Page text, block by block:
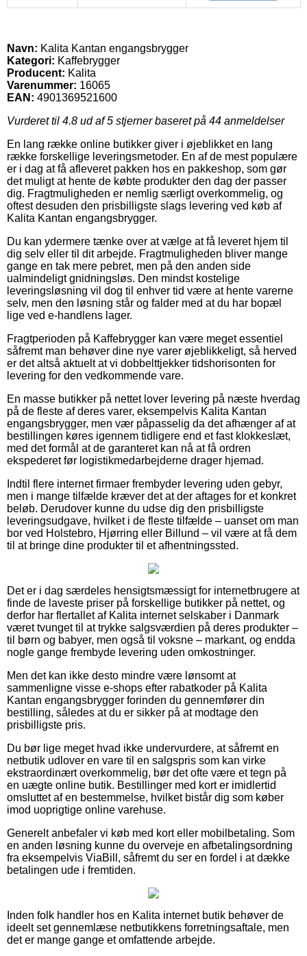
Navn: Kalita Kantan engangsbrygger
Kategori: Kaffebrygger
Producent: Kalita
Varenummer: 16065
EAN: 4901369521600
Vurderet til 4.8 ud af 5 stjerner baseret på 44 anmeldelser
En lang række online butikker giver i øjeblikket en lang
række forskellige leveringsmetoder. En af de mest populære
er i dag at få afleveret pakken hos en pakkeshop, som gør
det muligt at hente de købte produkter den dag der passer
dig. Fragtmuligheden er nemlig særligt overkommelig, og
oftest desuden den prisbilligste slags levering ved køb af
Kalita Kantan engangsbrygger.
Du kan ydermere tænke over at vælge at få leveret hjem til
dig selv eller til dit arbejde. Fragtmuligheden bliver mange
gange en tak mere pebret, men på den anden side
ualmindeligt gnidningsløs. Den mindst kostelige
leveringsløsning vil dog til enhver tid være at hente varerne
selv, men den løsning står og falder med at du har bopæl
lige ved e-handlens lager.
Fragtperioden på Kaffebrygger kan være meget essentiel
såfremt man behøver dine nye varer øjeblikkeligt, så herved
er det altså aktuelt at vi dobbelttjekker tidshorisonten for
levering for den vedkommende vare.
En masse butikker på nettet lover levering på næste hverdag
på de fleste af deres varer, eksempelvis Kalita Kantan
engangsbrygger, men vær påpasselig da det afhænger af at
bestillingen køres igennem tidligere end et fast klokkeslæt,
med det formål at de garanteret kan nå at få ordren
ekspederet før logistikmedarbejderne drager hjemad.
Indtil flere internet firmaer frembyder levering uden gebyr,
men i mange tilfælde kræver det at der aftages for et konkret
beløb. Derudover kunne du udse dig den prisbilligste
leveringsudgave, hvilket i de fleste tilfælde – uanset om man
bor ved Holstebro, Hjørring eller Billund – vil være at få dem
til at bringe dine produkter til et afhentningssted.
Det er i dag særdeles hensigtsmæssigt for internetbrugere at
finde de laveste priser på forskellige butikker på nettet, og
derfor har flertallet af Kalita internet selskaber i Danmark
været tvunget til at trykke salgsværdien på deres produkter –
til børn og babyer, men også til voksne – markant, og endda
nogle gange frembyde levering uden omkostninger.
Men det kan ikke desto mindre være lønsomt at
sammenligne visse e-shops efter rabatkoder på Kalita
Kantan engangsbrygger forinden du gennemfører din
bestilling, således at du er sikker på at modtage den
prisbilligste pris.
Du bør lige meget hvad ikke undervurdere, at såfremt en
netbutik udlover en vare til en salgspris som kan virke
ekstraordinært overkommelig, bør det ofte være et tegn på
en uægte online butik. Bestillinger med kort er imidlertid
omsluttet af en bestemmelse, hvilket bistår dig som køber
imod uoprigtige online varehuse.
Generelt anbefaler vi køb med kort eller mobilbetaling. Som
en anden løsning kunne du overveje en afbetalingsordning
fra eksempelvis ViaBill, såfremt du ser en fordel i at dække
betalingen ude i fremtiden.
Inden folk handler hos en Kalita internet butik behøver de
ideelt set gennemlæse netbutikkens forretningsaftale, men
det er mange gange et omfattende arbejde.